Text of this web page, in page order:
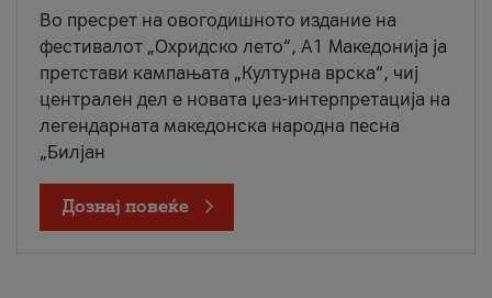
Во пресрет на овогодишното издание на
фестивалот „Охридско лето“, А1 Македонија ја
претстави кампањата „Културна врска“, чиј
централен дел е новата џез-интерпретација на
легендарната македонска народна песна
„Билјан
Дознај повеќе